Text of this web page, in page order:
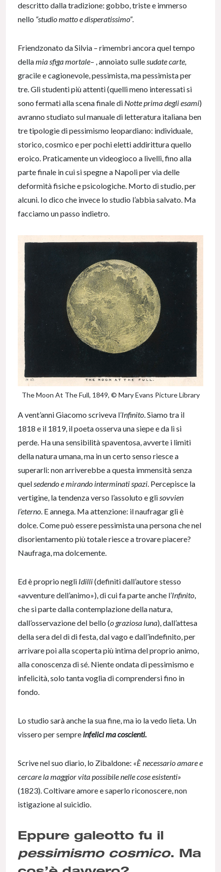
descritto dalla tradizione: gobbo, triste e immerso
nello “studio matto e disperatissimo”.
Friendzonato da Silvia – rimembri ancora quel tempo
dellamia sfiga mortale– , annoiato sullesudate carte,
gracile e cagionevole, pessimista, ma pessimista per
tre. Gli studenti più attenti (quelli meno interessati si
sono fermati alla scena finale di Notte prima degli esami)
avranno studiato sul manuale di letteratura italiana ben
tre tipologie di pessimismo leopardiano: individuale,
storico, cosmico e per pochi eletti addirittura quello
eroico. Praticamente un videogioco a livelli, fino alla
parte finale in cui si spegne a Napoli per via delle
deformità fisiche e psicologiche. Morto di studio, per
alcuni. Io dico che invece lo studio l’abbia salvato. Ma
facciamo un passo indietro.
The Moon At The Full, 1849, © Mary Evans Picture Library
A vent’anni Giacomo scriveva l’Infinito. Siamo tra il
1818 e il 1819, il poeta osserva una siepe e da lì si
perde. Ha una sensibilità spaventosa, avverte i limiti
della natura umana, ma in un certo senso riesce a
superarli: non arriverebbe a questa immensità senza
quelsedendo e mirando interminati spazi. Percepisce la
vertigine, la tendenza verso l’assoluto e glisovvien
l’eterno. E annega. Ma attenzione: il naufragar gli è
dolce. Come può essere pessimista una persona che nel
disorientamento più totale riesce a trovare piacere?
Naufraga, ma dolcemente.
Ed è proprio negli Idilli(definiti dall’autore stesso
«avventure dell’animo»), di cui fa parte anche l’Infinito,
che si parte dalla contemplazione della natura,
dall’osservazione del bello (o graziosa luna), dall’attesa
della sera del dì di festa, dal vago e dall’indefinito, per
arrivare poi alla scoperta più intima del proprio animo,
alla conoscenza di sé. Niente ondata di pessimismo e
infelicità, solo tanta voglia di comprendersi fino in
fondo.
Lo studio sarà anche la sua fine, ma io la vedo lieta. Un
vissero per sempre infelici ma coscienti.
Scrive nel suo diario, lo Zibaldone: «È necessario amare e
cercare la maggior vita possibile nelle cose esistenti»
(1823). Coltivare amore e saperlo riconoscere, non
istigazione al suicidio.
Eppure galeotto fu il
pessimismo cosmico. Ma